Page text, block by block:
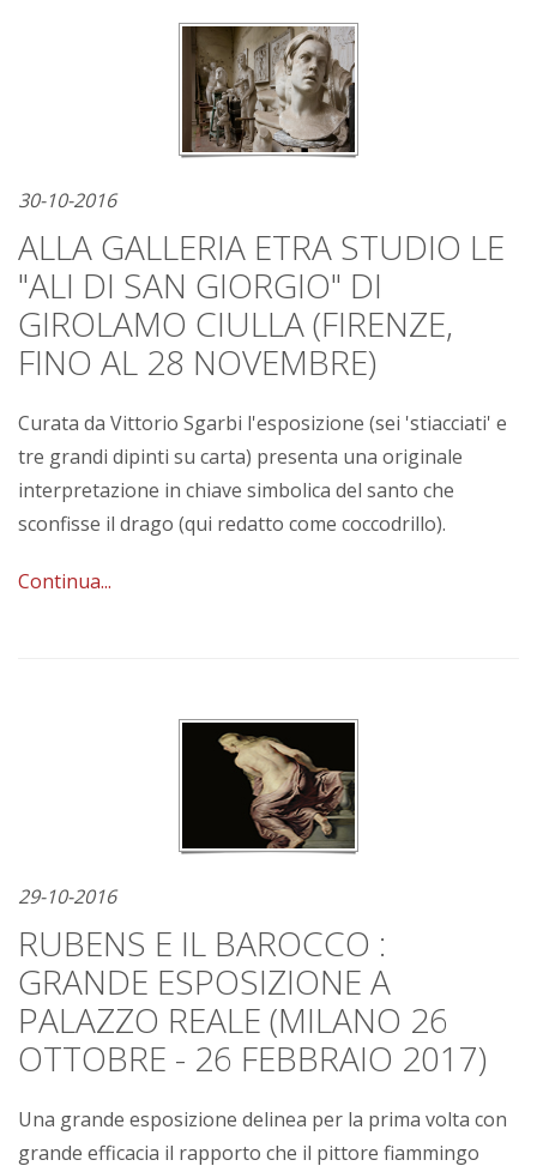
30-10-2016
ALLA GALLERIA ETRA STUDIO LE
"ALI DI SAN GIORGIO" DI
GIROLAMO CIULLA (FIRENZE,
FINO AL 28 NOVEMBRE)
Curata da Vittorio Sgarbi l'esposizione (sei 'stiacciati' e
tre grandi dipinti su carta) presenta una originale
interpretazione in chiave simbolica del santo che
sconfisse il drago (qui redatto come coccodrillo).
Continua...
29-10-2016
RUBENS E IL BAROCCO :
GRANDE ESPOSIZIONE A
PALAZZO REALE (MILANO 26
OTTOBRE - 26 FEBBRAIO 2017)
Una grande esposizione delinea per la prima volta con
grande efficacia il rapporto che il pittore fiammingo